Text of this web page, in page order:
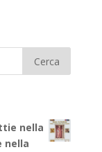
nella
nella